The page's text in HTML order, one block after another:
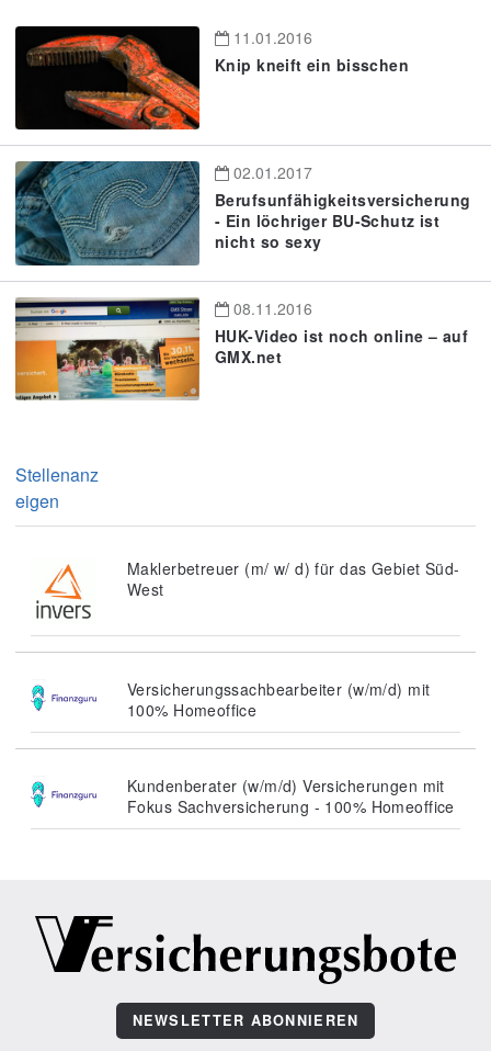
11.01.2016
Knip kneift ein bisschen
02.01.2017
Berufsunfähigkeitsversicherung
- Ein löchriger BU-Schutz ist
nicht so sexy
08.11.2016
HUK-Video ist noch online – auf
GMX.net
Stellenanz
eigen
Maklerbetreuer (m/ w/ d) für das Gebiet Süd-
West
Versicherungssachbearbeiter (w/m/d) mit
100% Homeoffice
Kundenberater (w/m/d) Versicherungen mit
Fokus Sachversicherung - 100% Homeoffice
NEWSLETTER ABONNIEREN